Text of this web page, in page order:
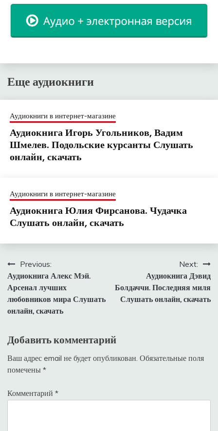
Еще аудиокниги
Аудиокниги в интернет-магазине
Аудиокнига Игорь Угольников, Вадим
Шмелев. Подольские курсанты Слушать
онлайн, скачать
Аудиокниги в интернет-магазине
Аудиокнига Юлия Фирсанова. Чудачка
Слушать онлайн, скачать
Навигация
по
записям
Previous:
Аудиокнига Алекс Мэй.
Арсенал лучших
любовников мира Слушать
онлайн, скачать
Next:
Аудиокнига Дэвид
Болдаччи. Последняя миля
Слушать онлайн, скачать
Добавить комментарий
Ваш адрес email не будет опубликован. Обязательные поля
помечены *
Комментарий *